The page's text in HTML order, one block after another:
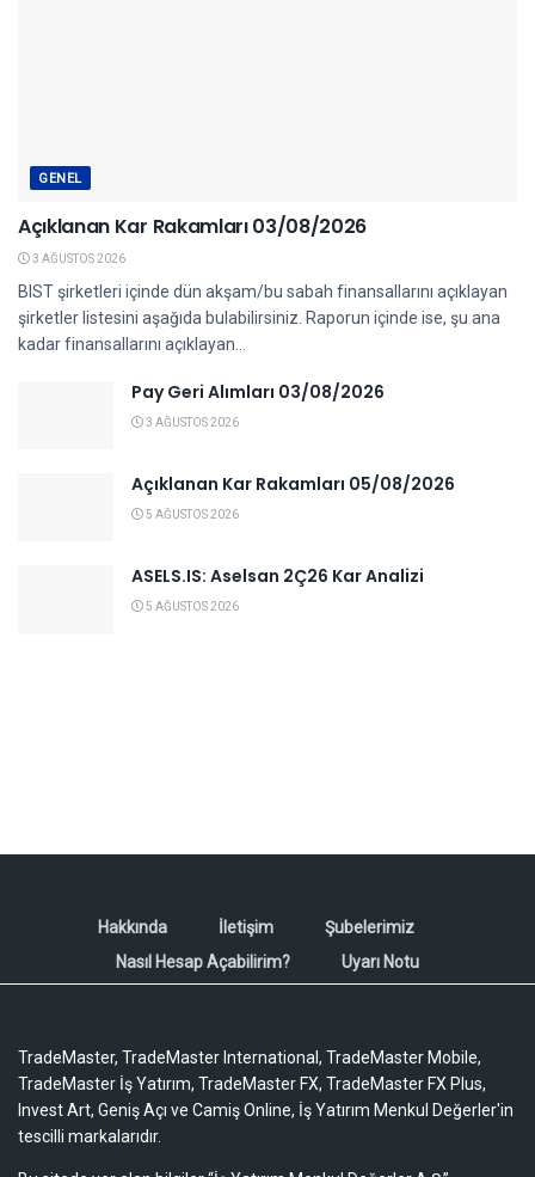
GENEL
Açıklanan Kar Rakamları 03/08/2026
3 AĞUSTOS 2026
BIST şirketleri içinde dün akşam/bu sabah finansallarını açıklayan
şirketler listesini aşağıda bulabilirsiniz. Raporun içinde ise, şu ana
kadar finansallarını açıklayan...
Pay Geri Alımları 03/08/2026
3 AĞUSTOS 2026
Açıklanan Kar Rakamları 05/08/2026
5 AĞUSTOS 2026
ASELS.IS: Aselsan 2Ç26 Kar Analizi
5 AĞUSTOS 2026
Hakkında İletişim
Şubelerimiz
Nasıl Hesap Açabilirim?
Uyarı Notu
TradeMaster, TradeMaster International, TradeMaster Mobile,
TradeMaster İş Yatırım, TradeMaster FX, TradeMaster FX Plus,
Invest Art, Geniş Açı ve Camiş Online, İş Yatırım Menkul Değerler'in
tescilli markalarıdır.